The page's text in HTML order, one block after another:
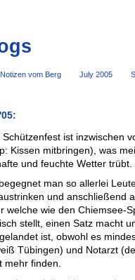
vom Berg July 2005
Schützenfest ist inzwischen
Kissen mitbringen), was
und feuchte Wetter trübt.
man so allerlei
und anschließend
welche wie den Chiemsee-
stellt, einen Satz macht
ist, obwohl es
Tübingen) und Notarzt
mehr finden.